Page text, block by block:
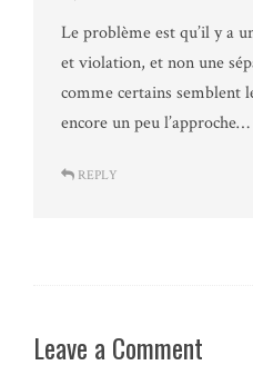
Le problème est qu’il y a
et violation, et non une
comme certains semblent
encore un peu l’approche…
REPLY
Leave a Comment